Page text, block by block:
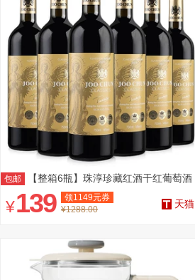
包邮 【整箱6瓶】珠淳珍藏红酒干红葡萄酒
¥139 领1149元券
¥1288.00
天猫